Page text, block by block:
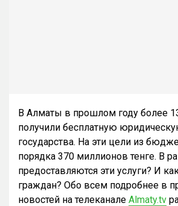
В Алматы в прошлом году более
получили бесплатную
государства. На эти цели из
порядка 370 миллионов тенге. В
предоставляются эти услуги? И
граждан? Обо всем подробнее в
новостей на телеканале Almaty.tv